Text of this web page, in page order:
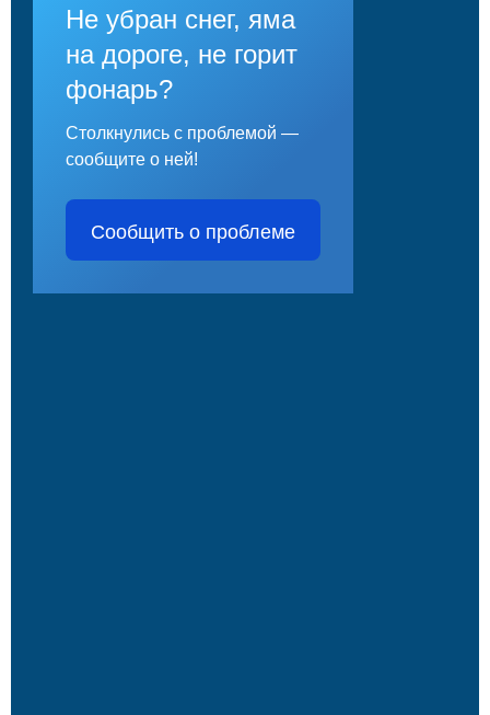
Не убран снег, яма
на дороге, не горит
фонарь?
Столкнулись с проблемой —
сообщите о ней!
Сообщить о проблеме